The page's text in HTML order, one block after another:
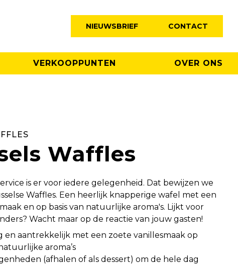
NIEUWSBRIEF CONTACT
VERKOOPPUNTEN OVER ONS
Waffles
is er voor iedere gelegenheid. Dat bewijzen we
Waffles. Een heerlijk knapperige wafel met een
en op basis van natuurlijke aroma's. Lijkt voor
Wacht maar op de reactie van jouw gasten!
en aantrekkelijk met een zoete vanillesmaak op
aroma’s
(afhalen of als dessert) om de hele dag